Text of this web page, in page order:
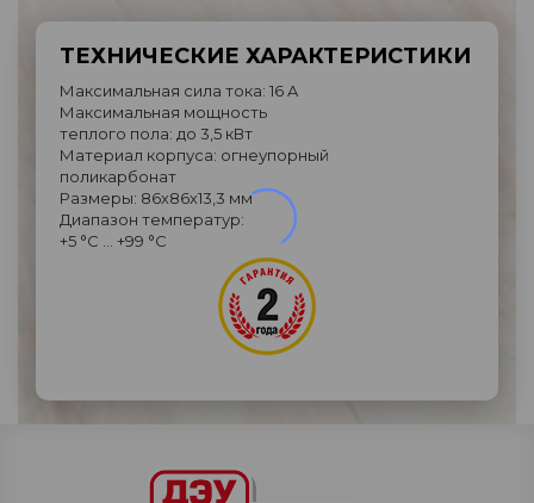
ТЕХНИЧЕСКИЕ ХАРАКТЕРИСТИКИ
Максимальная сила тока: 16 A
Максимальная мощность
теплого пола: до 3,5 кВт
Материал корпуса: огнеупорный
поликарбонат
Размеры: 86х86х13,3 мм
Диапазон температур:
+5 °C … +99 °C